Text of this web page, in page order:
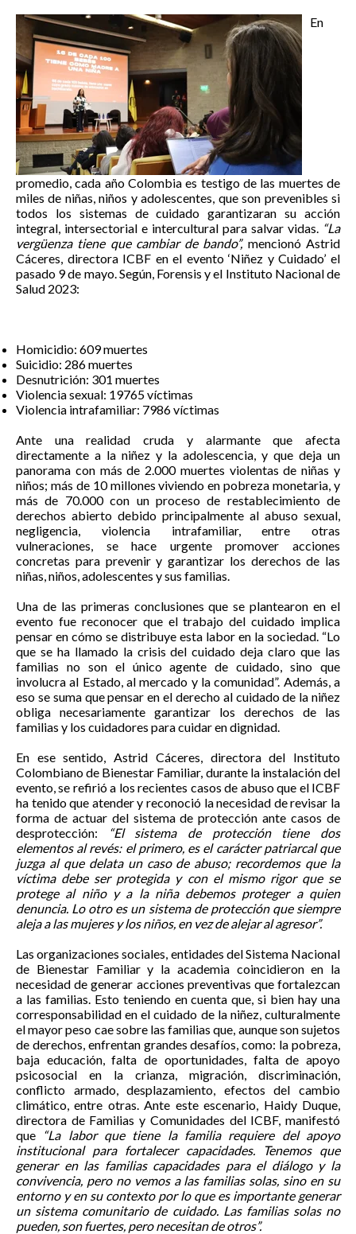
En
promedio, cada año Colombia es testigo de las muertes de
miles de niñas, niños y adolescentes, que son prevenibles si
todos los sistemas de cuidado garantizaran su acción
integral, intersectorial e intercultural para salvar vidas. “La
vergüenza tiene que cambiar de bando”, mencionó Astrid
Cáceres, directora ICBF en el evento ‘Niñez y Cuidado’ el
pasado 9 de mayo. Según, Forensis y el Instituto Nacional de
Salud 2023:
Homicidio: 609 muertes
Suicidio: 286 muertes
Desnutrición: 301 muertes
Violencia sexual: 19765 víctimas
Violencia intrafamiliar: 7986 víctimas
Ante una realidad cruda y alarmante que afecta
directamente a la niñez y la adolescencia, y que deja un
panorama con más de 2.000 muertes violentas de niñas y
niños; más de 10 millones viviendo en pobreza monetaria, y
más de 70.000 con un proceso de restablecimiento de
derechos abierto debido principalmente al abuso sexual,
negligencia, violencia intrafamiliar, entre otras
vulneraciones, se hace urgente promover acciones
concretas para prevenir y garantizar los derechos de las
niñas, niños, adolescentes y sus familias.
Una de las primeras conclusiones que se plantearon en el
evento fue reconocer que el trabajo del cuidado implica
pensar en cómo se distribuye esta labor en la sociedad. “Lo
que se ha llamado la crisis del cuidado deja claro que las
familias no son el único agente de cuidado, sino que
involucra al Estado, al mercado y la comunidad”. Además, a
eso se suma que pensar en el derecho al cuidado de la niñez
obliga necesariamente garantizar los derechos de las
familias y los cuidadores para cuidar en dignidad.
En ese sentido, Astrid Cáceres, directora del Instituto
Colombiano de Bienestar Familiar, durante la instalación del
evento, se refirió a los recientes casos de abuso que el ICBF
ha tenido que atender y reconoció la necesidad de revisar la
forma de actuar del sistema de protección ante casos de
desprotección: “El sistema de protección tiene dos
elementos al revés: el primero, es el carácter patriarcal que
juzga al que delata un caso de abuso; recordemos que la
víctima debe ser protegida y con el mismo rigor que se
protege al niño y a la niña debemos proteger a quien
denuncia. Lo otro es un sistema de protección que siempre
aleja a las mujeres y los niños, en vez de alejar al agresor”.
Las organizaciones sociales, entidades del Sistema Nacional
de Bienestar Familiar y la academia coincidieron en la
necesidad de generar acciones preventivas que fortalezcan
a las familias. Esto teniendo en cuenta que, si bien hay una
corresponsabilidad en el cuidado de la niñez, culturalmente
el mayor peso cae sobre las familias que, aunque son sujetos
de derechos, enfrentan grandes desafíos, como: la pobreza,
baja educación, falta de oportunidades, falta de apoyo
psicosocial en la crianza, migración, discriminación,
conflicto armado, desplazamiento, efectos del cambio
climático, entre otras. Ante este escenario, Haidy Duque,
directora de Familias y Comunidades del ICBF, manifestó
que “La labor que tiene la familia requiere del apoyo
institucional para fortalecer capacidades. Tenemos que
generar en las familias capacidades para el diálogo y la
convivencia, pero no vemos a las familias solas, sino en su
entorno y en su contexto por lo que es importante generar
un sistema comunitario de cuidado. Las familias solas no
pueden, son fuertes, pero necesitan de otros”.